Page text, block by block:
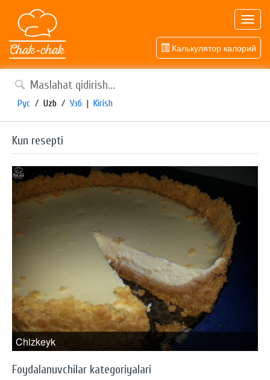
Калькулятор калорий
Рус / Uzb / Узб | Kirish
Kun resepti
Chizkeyk
Foydalanuvchilar kategoriyalari